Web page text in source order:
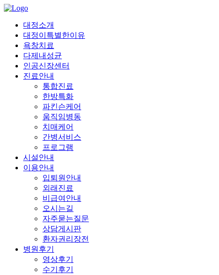
대정소개
대정이특별한이유
욕창치료
다제내성균
인공신장센터
진료안내
통합진료
한방특화
파킨슨케어
움직임병동
치매케어
간병서비스
프로그램
시설안내
이용안내
입퇴원안내
외래진료
비급여안내
오시는길
자주묻는질문
상담게시판
환자권리장전
병원후기
영상후기
수기후기